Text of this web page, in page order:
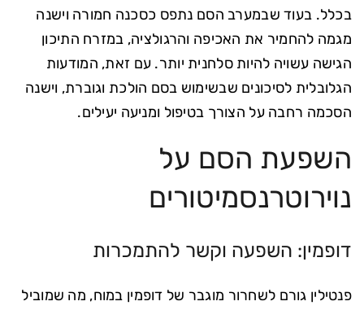
בכלל. בעוד שבמערב הסם נתפס כסכנה חמורה וישנה
מגמה להחמיר את האכיפה והרגולציה, במזרח התיכון
הגישה עשויה להיות סלחנית יותר. עם זאת, המודעות
הגלובלית לסיכונים שבשימוש בסם הולכת וגוברת, וישנה
הסכמה רחבה על הצורך בטיפול ומניעה יעילים.
השפעת הסם על
נוירוטרנסמיטורים
דופמין: השפעה וקשר להתמכרות
פנטילין גורם לשחרור מוגבר של דופמין במוח, מה שמוביל